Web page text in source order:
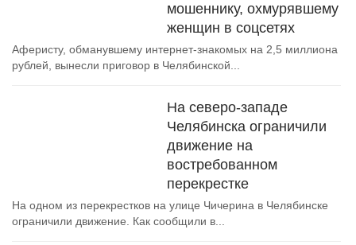
мошеннику, охмурявшему
женщин в соцсетях
Аферисту, обманувшему интернет-знакомых на 2,5 миллиона
рублей, вынесли приговор в Челябинской...
На северо-западе
Челябинска ограничили
движение на
востребованном
перекрестке
На одном из перекрестков на улице Чичерина в Челябинске
ограничили движение. Как сообщили в...